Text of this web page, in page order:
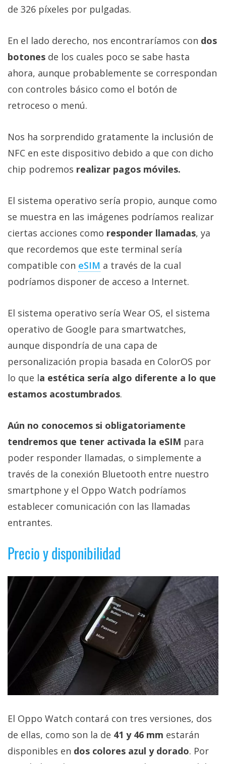
de 326 píxeles por pulgadas.
En el lado derecho, nos encontraríamos con dos
botones de los cuales poco se sabe hasta
ahora, aunque probablemente se correspondan
con controles básico como el botón de
retroceso o menú.
Nos ha sorprendido gratamente la inclusión de
NFC en este dispositivo debido a que con dicho
chip podremos realizar pagos móviles.
El sistema operativo sería propio, aunque como
se muestra en las imágenes podríamos realizar
ciertas acciones como responder llamadas, ya
que recordemos que este terminal sería
compatible con eSIM a través de la cual
podríamos disponer de acceso a Internet.
El sistema operativo sería Wear OS, el sistema
operativo de Google para smartwatches,
aunque dispondría de una capa de
personalización propia basada en ColorOS por
lo que la estética sería algo diferente a lo que
estamos acostumbrados.
Aún no conocemos si obligatoriamente
tendremos que tener activada la eSIM para
poder responder llamadas, o simplemente a
través de la conexión Bluetooth entre nuestro
smartphone y el Oppo Watch podríamos
establecer comunicación con las llamadas
entrantes.
Precio y disponibilidad
El Oppo Watch contará con tres versiones, dos
de ellas, como son la de 41 y 46 mm estarán
disponibles en dos colores azul y dorado. Por